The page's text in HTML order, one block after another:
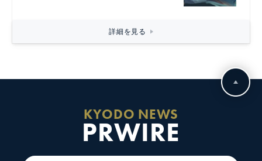
詳細を見る
KYODO NEWS
PRWIRE